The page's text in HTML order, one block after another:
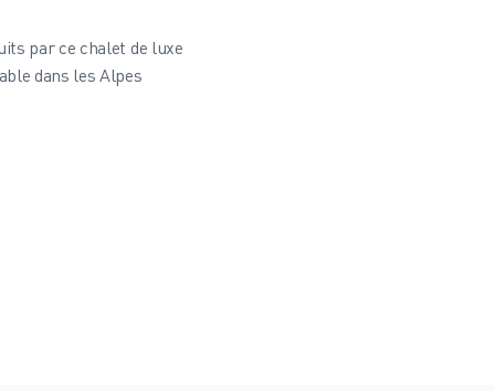
par ce chalet de luxe
dans les Alpes